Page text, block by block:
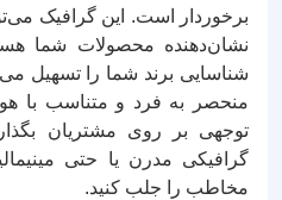
برخوردار است. این گرافیک
نشان‌دهنده محصولات شما
شناسایی برند شما را تسهیل
منحصر به فرد و متناسب با
توجهی بر روی مشتریان
گرافیکی مدرن یا حتی
مخاطب را جلب کنید.